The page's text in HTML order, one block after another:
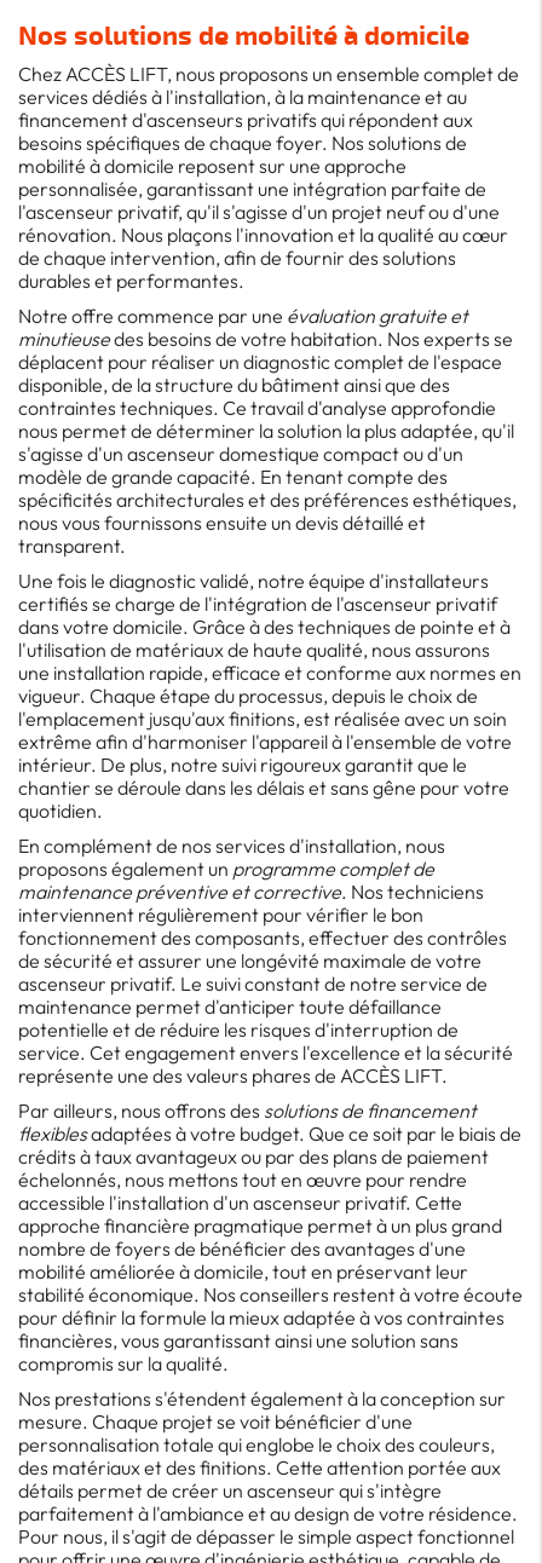
Nos solutions de mobilité à domicile
Chez ACCÈS LIFT, nous proposons un ensemble complet de
services dédiés à l'installation, à la maintenance et au
financement d'ascenseurs privatifs qui répondent aux
besoins spécifiques de chaque foyer. Nos solutions de
mobilité à domicile reposent sur une approche
personnalisée, garantissant une intégration parfaite de
l'ascenseur privatif, qu'il s'agisse d'un projet neuf ou d'une
rénovation. Nous plaçons l'innovation et la qualité au cœur
de chaque intervention, afin de fournir des solutions
durables et performantes.
Notre offre commence par une évaluation gratuite et
minutieusedes besoins de votre habitation. Nos experts se
déplacent pour réaliser un diagnostic complet de l'espace
disponible, de la structure du bâtiment ainsi que des
contraintes techniques. Ce travail d'analyse approfondie
nous permet de déterminer la solution la plus adaptée, qu'il
s'agisse d'un ascenseur domestique compact ou d'un
modèle de grande capacité. En tenant compte des
spécificités architecturales et des préférences esthétiques,
nous vous fournissons ensuite un devis détaillé et
transparent.
Une fois le diagnostic validé, notre équipe d'installateurs
certifiés se charge de l'intégration de l'ascenseur privatif
dans votre domicile. Grâce à des techniques de pointe et à
l'utilisation de matériaux de haute qualité, nous assurons
une installation rapide, efficace et conforme aux normes en
vigueur. Chaque étape du processus, depuis le choix de
l'emplacement jusqu'aux finitions, est réalisée avec un soin
extrême afin d'harmoniser l'appareil à l'ensemble de votre
intérieur. De plus, notre suivi rigoureux garantit que le
chantier se déroule dans les délais et sans gêne pour votre
quotidien.
En complément de nos services d'installation, nous
proposons également un programme complet de
maintenance préventive et corrective. Nos techniciens
interviennent régulièrement pour vérifier le bon
fonctionnement des composants, effectuer des contrôles
de sécurité et assurer une longévité maximale de votre
ascenseur privatif. Le suivi constant de notre service de
maintenance permet d'anticiper toute défaillance
potentielle et de réduire les risques d'interruption de
service. Cet engagement envers l'excellence et la sécurité
représente une des valeurs phares de ACCÈS LIFT.
Par ailleurs, nous offrons des solutions de financement
flexiblesadaptées à votre budget. Que ce soit par le biais de
crédits à taux avantageux ou par des plans de paiement
échelonnés, nous mettons tout en œuvre pour rendre
accessible l'installation d'un ascenseur privatif. Cette
approche financière pragmatique permet à un plus grand
nombre de foyers de bénéficier des avantages d'une
mobilité améliorée à domicile, tout en préservant leur
stabilité économique. Nos conseillers restent à votre écoute
pour définir la formule la mieux adaptée à vos contraintes
financières, vous garantissant ainsi une solution sans
compromis sur la qualité.
Nos prestations s'étendent également à la conception sur
mesure. Chaque projet se voit bénéficier d'une
personnalisation totale qui englobe le choix des couleurs,
des matériaux et des finitions. Cette attention portée aux
détails permet de créer un ascenseur qui s'intègre
parfaitement à l'ambiance et au design de votre résidence.
Pour nous, il s'agit de dépasser le simple aspect fonctionnel